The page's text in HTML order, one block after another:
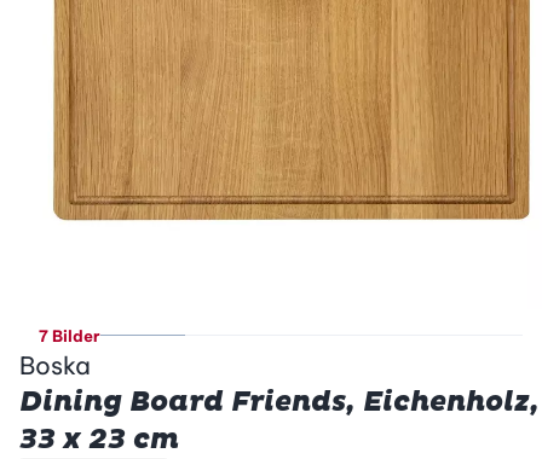
7 Bilder
Boska
Dining Board Friends, Eichenholz,
33 x 23 cm